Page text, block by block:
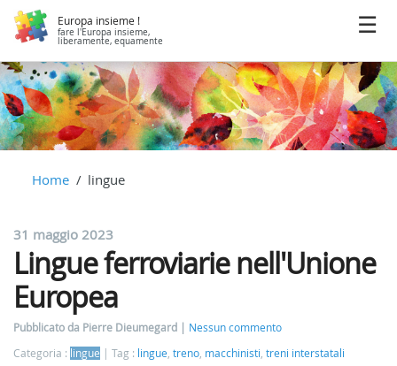
Europa insieme !
fare l'Europa insieme,
liberamente, equamente
Home lingue
31 maggio 2023
Lingue ferroviarie nell'Unione
Europea
Pubblicato da Pierre Dieumegard
Nessun commento
Categoria : lingue Tag : lingue treno macchinisti treni interstatali